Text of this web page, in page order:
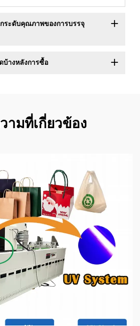
ระดับคุณภาพของการบรรจุ
างหลังการซื้อ
ามที่เกี่ยวข้อง